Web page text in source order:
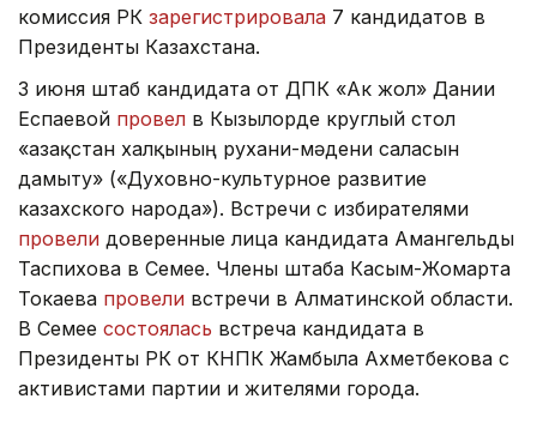
комиссия РК зарегистрировала 7 кандидатов в
Президенты Казахстана.
3 июня штаб кандидата от ДПК «Ак жол» Дании
Еспаевой провел в Кызылорде круглый стол
«Қазақстан халқының рухани-мәдени саласын
дамыту» («Духовно-культурное развитие
казахского народа»). Встречи с избирателями
провели доверенные лица кандидата Амангельды
Таспихова в Семее. Члены штаба Касым-Жомарта
Токаева провели встречи в Алматинской области.
В Семее состоялась встреча кандидата в
Президенты РК от КНПК Жамбыла Ахметбекова с
активистами партии и жителями города.